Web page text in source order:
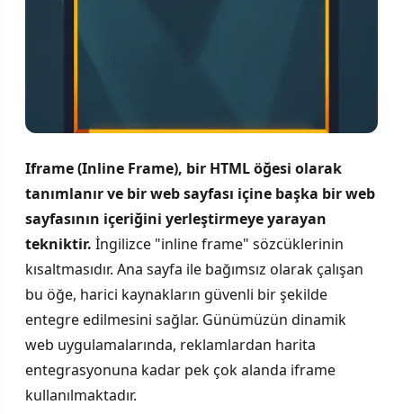
Iframe (Inline Frame), bir HTML öğesi olarak
tanımlanır ve bir web sayfası içine başka bir web
sayfasının içeriğini yerleştirmeye yarayan
tekniktir. İngilizce "inline frame" sözcüklerinin
kısaltmasıdır. Ana sayfa ile bağımsız olarak çalışan
bu öğe, harici kaynakların güvenli bir şekilde
entegre edilmesini sağlar. Günümüzün dinamik
web uygulamalarında, reklamlardan harita
entegrasyonuna kadar pek çok alanda iframe
kullanılmaktadır.